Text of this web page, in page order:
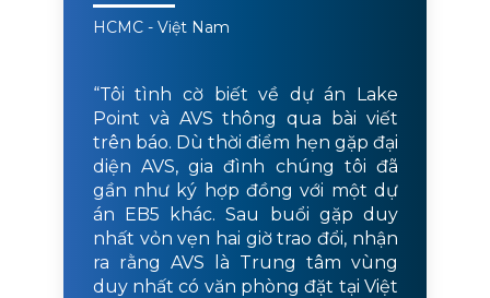
HCMC - Việt Nam
“Tôi tình cờ biết về dự án Lake
Point và AVS thông qua bài viết
trên báo. Dù thời điểm hẹn gặp đại
diện AVS, gia đình chúng tôi đã
gần như ký hợp đồng với một dự
án EB5 khác. Sau buổi gặp duy
nhất vỏn vẹn hai giờ trao đổi, nhận
ra rằng AVS là Trung tâm vùng
duy nhất có văn phòng đặt tại Việt